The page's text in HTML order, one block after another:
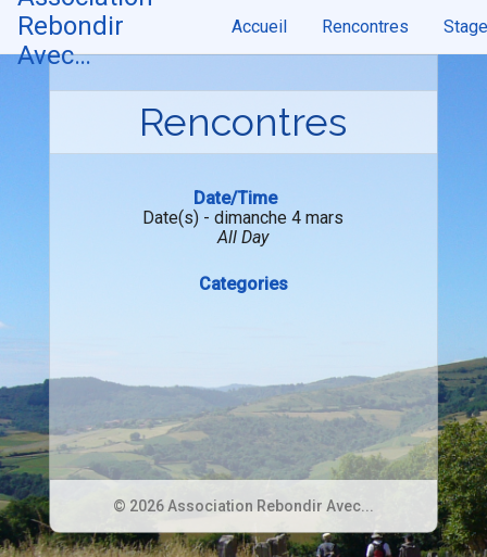
Skip
content
Rebondir
Avec…
Accueil Rencontres
Rencontres
Date/Time
Date(s) - dimanche 4 mars
All Day
Categories
© 2026 Association Rebondir Avec...